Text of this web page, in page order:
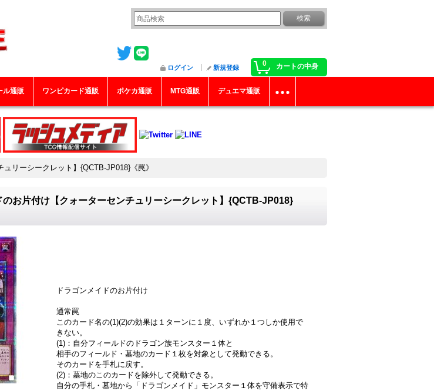
0 カートの中身
ログイン 新規登録
ル通販 ワンピカード通販 ポケカ通販 MTG通販 デュエマ通販
リーシークレット】{QCTB-JP018}《罠》
のお片付け【クォーターセンチュリーシークレット】{QCTB-JP018}
ドラゴンメイドのお片付け
通常罠
このカード名の(1)(2)の効果は１ターンに１度、いずれか１つしか使用で
きない。
(1)：自分フィールドのドラゴン族モンスター１体と
相手のフィールド・墓地のカード１枚を対象として発動できる。
そのカードを手札に戻す。
(2)：墓地のこのカードを除外して発動できる。
自分の手札・墓地から「ドラゴンメイド」モンスター１体を守備表示で特